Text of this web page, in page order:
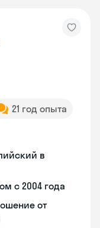
21 год опыта
в
с 2004 года
от